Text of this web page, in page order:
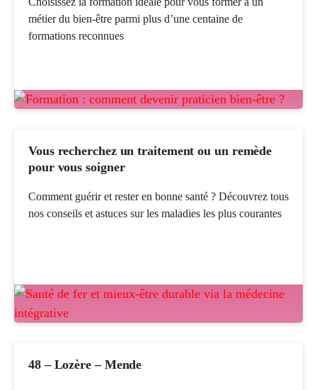
métier du bien-être parmi plus d’une centaine de
formations reconnues
Vous recherchez un traitement ou un remède
pour vous soigner
Comment guérir et rester en bonne santé ? Découvrez tous
nos conseils et astuces sur les maladies les plus courantes
48 – Lozère – Mende